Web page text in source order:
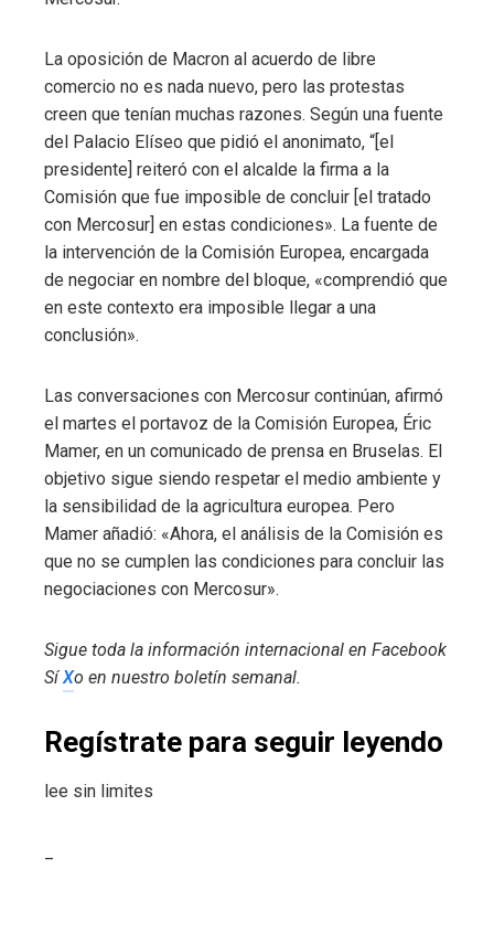
La oposición de Macron al acuerdo de libre
comercio no es nada nuevo, pero las protestas
creen que tenían muchas razones. Según una fuente
del Palacio Elíseo que pidió el anonimato, “[el
presidente] reiteró con el alcalde la firma a la
Comisión que fue imposible de concluir [el tratado
con Mercosur] en estas condiciones». La fuente de
la intervención de la Comisión Europea, encargada
de negociar en nombre del bloque, «comprendió que
en este contexto era imposible llegar a una
conclusión».
Las conversaciones con Mercosur continúan, afirmó
el martes el portavoz de la Comisión Europea, Éric
Mamer, en un comunicado de prensa en Bruselas. El
objetivo sigue siendo respetar el medio ambiente y
la sensibilidad de la agricultura europea. Pero
Mamer añadió: «Ahora, el análisis de la Comisión es
que no se cumplen las condiciones para concluir las
negociaciones con Mercosur».
Sigue toda la información internacional en Facebook
SíXo en nuestro boletín semanal.
Regístrate para seguir leyendo
lee sin limites